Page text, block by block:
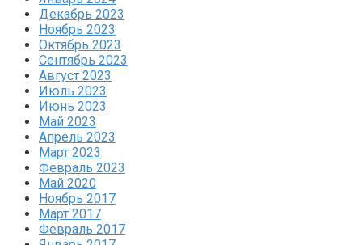
Декабрь 2023
Ноябрь 2023
Октябрь 2023
Сентябрь 2023
Август 2023
Июль 2023
Июнь 2023
Май 2023
Апрель 2023
Март 2023
Февраль 2023
Май 2020
Ноябрь 2017
Март 2017
Февраль 2017